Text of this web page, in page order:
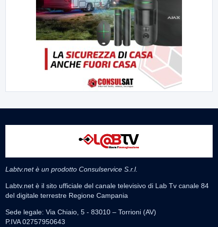
Labtv.net è un prodotto Consulservice S.r.l.
Labtv.net è il sito ufficiale del canale televisivo di Lab Tv canale 84
del digitale terrestre Regione Campania
Sede legale: Via Chiaio, 5 - 83010 – Torrioni (AV)
P.IVA 02757950643